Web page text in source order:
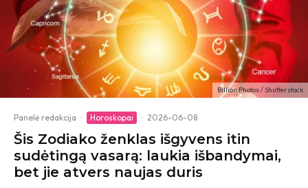
Billion Photos / Shutterstock
Panelė redakcija · Horoskopai · 2026-06-08
Šis Zodiako ženklas išgyvens itin
sudėtingą vasarą: laukia išbandymai,
bet jie atvers naujas duris